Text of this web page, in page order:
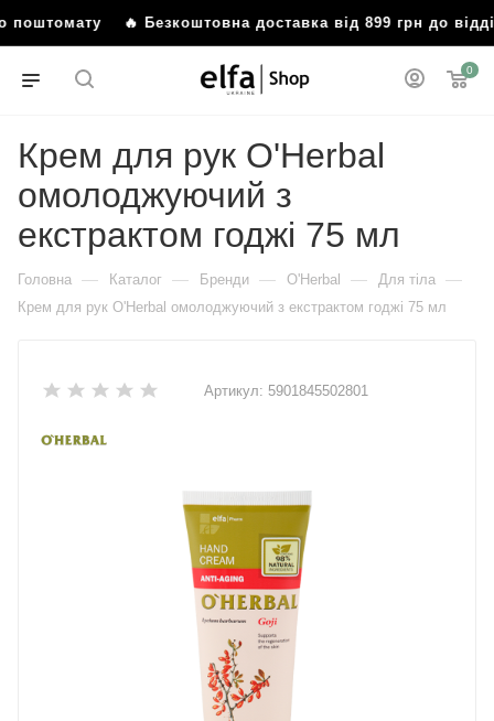
поштомату 🔥 Безкоштовна доставка від 899 грн до
0
Крем для рук O'Herbal
омолоджуючий з
екстрактом годжі 75 мл
Головна — Каталог — Бренди — O'Herbal — Для тіла —
Крем для рук O'Herbal омолоджуючий з екстрактом годжі 75 мл
Артикул: 5901845502801